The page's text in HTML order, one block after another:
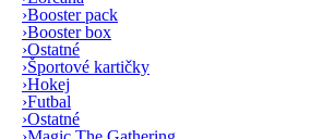
›Booster pack
›Booster box
›Ostatné
›Športové kartičky
›Hokej
›Futbal
›Ostatné